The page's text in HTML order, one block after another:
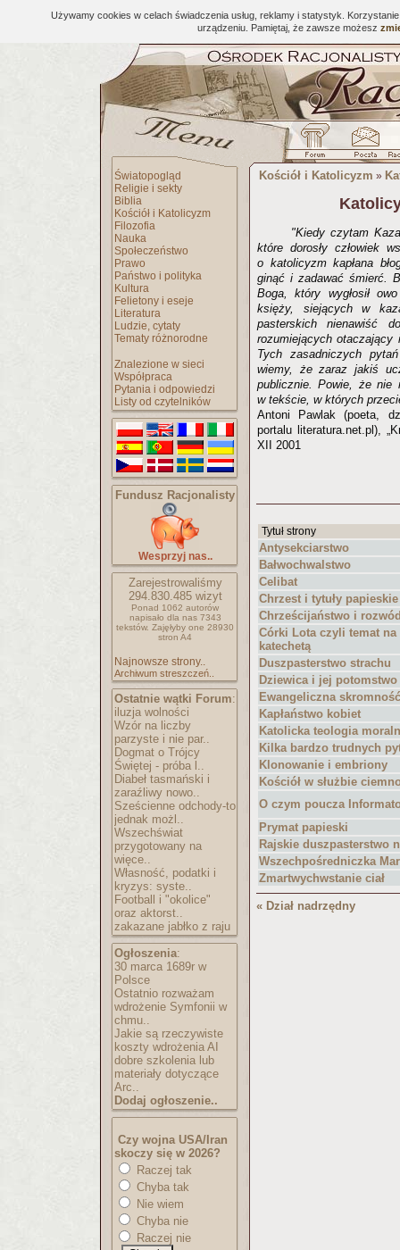
Używamy cookies w celach świadczenia usług, reklamy i statystyk.
urządzeniu. Pamiętaj, że zawsze możesz
Światopogląd
Religie i sekty
Biblia
Kościół i Katolicyzm
Filozofia
Nauka
Społeczeństwo
Prawo
Państwo i polityka
Kultura
Felietony i eseje
Literatura
Ludzie, cytaty
Tematy różnorodne
Znalezione w sieci
Współpraca
Pytania i odpowiedzi
Listy od czytelników
Fundusz Racjonalisty
Wesprzyj nas..
Zarejestrowaliśmy
294.830.485wizyt
Ponad 1062 autorów
napisało dla nas 7343
tekstów. Zajęłyby one 28930
stron A4
Najnowsze strony..
Archiwum streszczeń..
Ostatnie wątki Forum:
iluzja wolności
Wzór na liczby
parzyste i nie par..
Dogmat o Trójcy
Świętej - próba l..
Diabeł tasmański i
zaraźliwy nowo..
Sześcienne odchody-to
jednak możl..
Wszechświat
przygotowany na
więce..
Własność, podatki i
kryzys: syste..
Football i "okolice"
oraz aktorst..
zakazane jabłko z raju
Ogłoszenia:
30 marca 1689r w
Polsce
Ostatnio rozważam
wdrożenie Symfonii w
chmu..
Jakie są rzeczywiste
koszty wdrożenia AI
dobre szkolenia lub
materiały dotyczące
Arc..
Dodaj ogłoszenie..
Czy wojna USA/Iran
skoczy się w 2026?
Raczej tak
Chyba tak
Nie wiem
Chyba nie
Raczej nie
Kościół i Katolicyzm »
"Kiedy czytam
które dorosły człowiek
o katolicyzm kapłana
ginąć i zadawać śmierć.
Boga, który wygłosił
księży, siejących w
pasterskich nienawiść
rozumiejących
Tych zasadniczych
wiemy, że zaraz jakiś
publicznie. Powie, że nie
w tekście, w których
Antoni Pawlak (poeta,
portalu literatura.net.pl),
XII 2001
Tytuł strony
Antysekciarstwo
Bałwochwalstwo
Celibat
Chrzest i tytuły papieskie
Chrześcijaństwo i
Córki Lota czyli temat
katechetą
Duszpasterstwo strachu
Dziewica i jej potomstwo
Ewangeliczna skromność
Kapłaństwo kobiet
Katolicka teologia
Kilka bardzo trudnych
Klonowanie i embriony
Kościół w służbie
O czym poucza
Prymat papieski
Rajskie duszpasterstwo
Wszechpośredniczka
Zmartwychwstanie ciał
« Dział nadrzędny